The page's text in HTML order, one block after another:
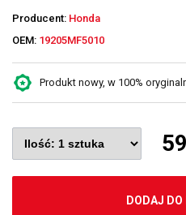
Producent: Honda
OEM: 19205MF5010
Produkt nowy, w 100%
DODAJ